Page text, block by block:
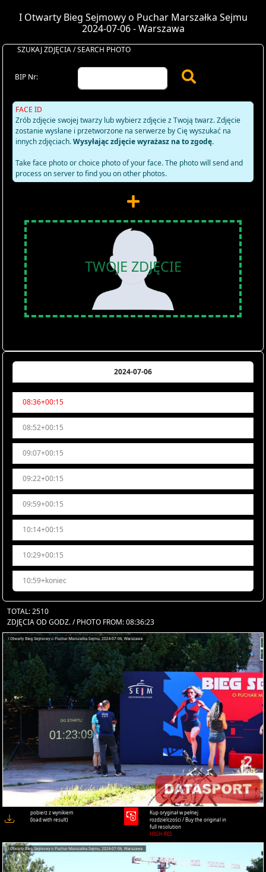
I Otwarty Bieg Sejmowy o Puchar Marszałka Sejmu
2024-07-06 - Warszawa
SZUKAJ ZDJĘCIA / SEARCH PHOTO
BIP Nr:
FACE ID
Zrób zdjęcie swojej twarzy lub wybierz zdjęcie z Twoją twarz. Zdjęcie
zostanie wysłane i przetworzone na serwerze by Cię wyszukać na
innych zdjęciach.Wysyłając zdjęcie wyrażasz na to zgodę.
Take face photo or choice photo of your face. The photo will send and
process on server to find you on other photos.
TWOJE ZDJĘCIE
2024-07-06
08:36+00:15
08:52+00:15
09:07+00:15
09:22+00:15
09:59+00:15
10:14+00:15
10:29+00:15
10:59+koniec
TOTAL: 2510
ZDJĘCIA OD GODZ. / PHOTO FROM: 08:36:23
pobierz z wynikiem
(load with result)
Kup oryginał w pełnej
rozdzielczości / Buy the original in
full resolution
HIGH-RES